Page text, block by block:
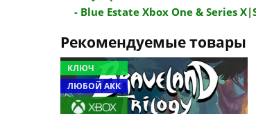
- Blue Estate Xbox One & Series
Рекомендуемые товары
КЛЮЧ
ЛЮБОЙ АКК